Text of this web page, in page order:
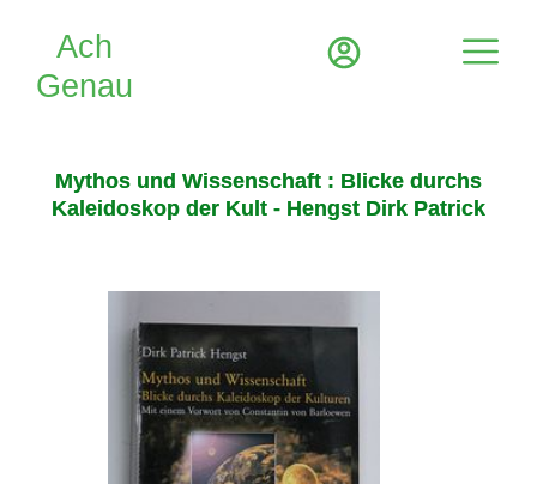
Mythos und Wissenschaft : Blicke durchs
Kaleidoskop der Kult - Hengst Dirk Patrick